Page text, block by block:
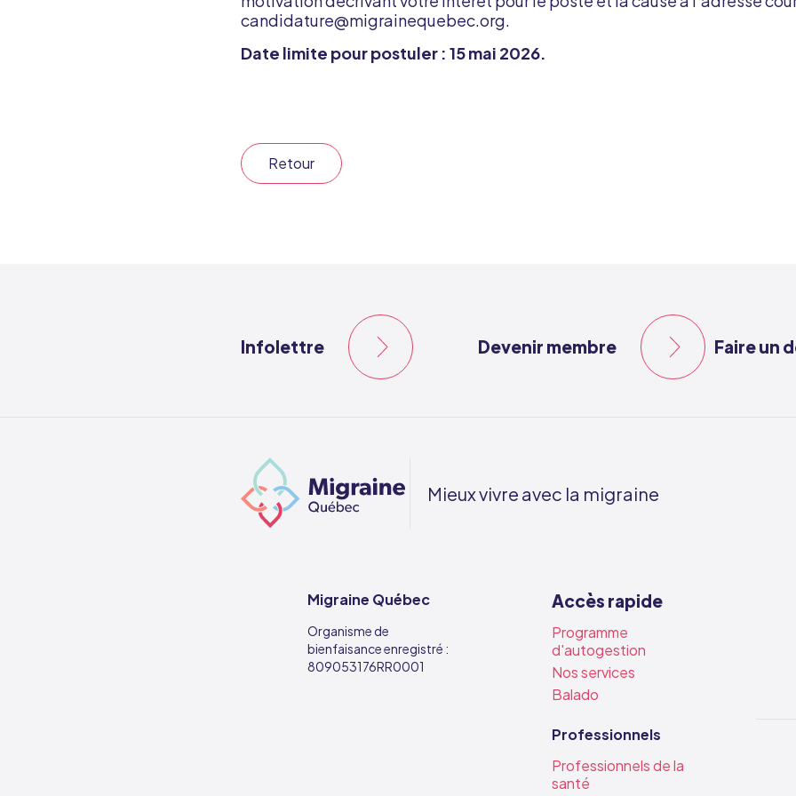
candidature@migrainequebec.org.
Date limite pour postuler : 15 mai 2026.
Retour
Infolettre Devenir membre Faire un
Mieux vivre avec la migraine
Migraine Québec
Organisme de
bienfaisance enregistré :
809053176RR0001
Accès rapide
Programme
d'autogestion
Nos services
Balado
Professionnels
Professionnels de la
santé